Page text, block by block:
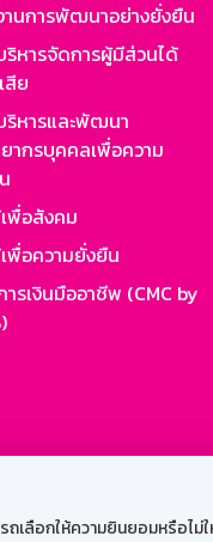
อกให้ความยินยอมหรือไ
านการพัฒนาอย่างยั่งยืน
ริหารจัดการผู้มีส่วนได้
สีย
ริหารและพัฒนา
ากรบุคคลเพื่อความ
พื่อสังคม
พื่อความยั่งยืน
ารเงินมืออาชีพ (CMC by